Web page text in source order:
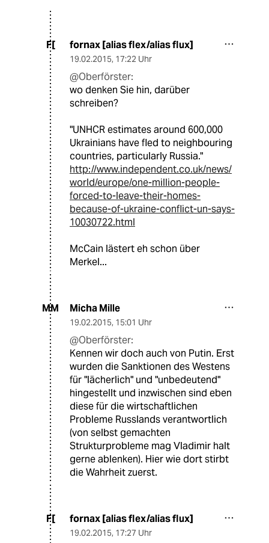
F[ fornax [alias flex/alias flux]
19.02.2015, 17:22 Uhr
@Oberförster:
wo denken Sie hin, darüber
schreiben?
"UNHCR estimates around 600,000
Ukrainians have fled to neighbouring
countries, particularly Russia."
http://www.independent.co.uk/news/
world/europe/one-million-people-
forced-to-leave-their-homes-
because-of-ukraine-conflict-un-says-
10030722.html
McCain lästert eh schon über
Merkel...
MM Micha Mille
19.02.2015, 15:01 Uhr
@Oberförster:
Kennen wir doch auch von Putin. Erst
wurden die Sanktionen des Westens
für "lächerlich" und "unbedeutend"
hingestellt und inzwischen sind eben
diese für die wirtschaftlichen
Probleme Russlands verantwortlich
(von selbst gemachten
Strukturprobleme mag Vladimir halt
gerne ablenken). Hier wie dort stirbt
die Wahrheit zuerst.
F[ fornax [alias flex/alias flux]
19.02.2015, 17:27 Uhr